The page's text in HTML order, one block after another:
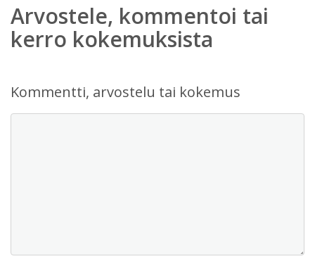
Arvostele, kommentoi tai
kerro kokemuksista
Kommentti, arvostelu tai kokemus